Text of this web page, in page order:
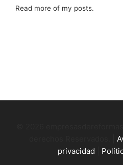
Read more of my posts.
privacidad